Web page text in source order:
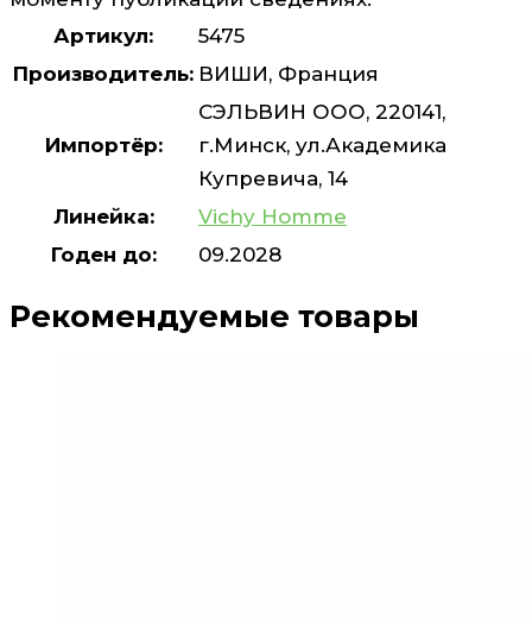
Артикул:
5475
Производитель: ВИШИ, Франция
Импортёр:
СЭЛЬВИН ООО, 220141,
г.Минск, ул.Академика
Купревича, 14
Линейка:
Vichy Homme
Годен до:
09.2028
Рекомендуемые товары